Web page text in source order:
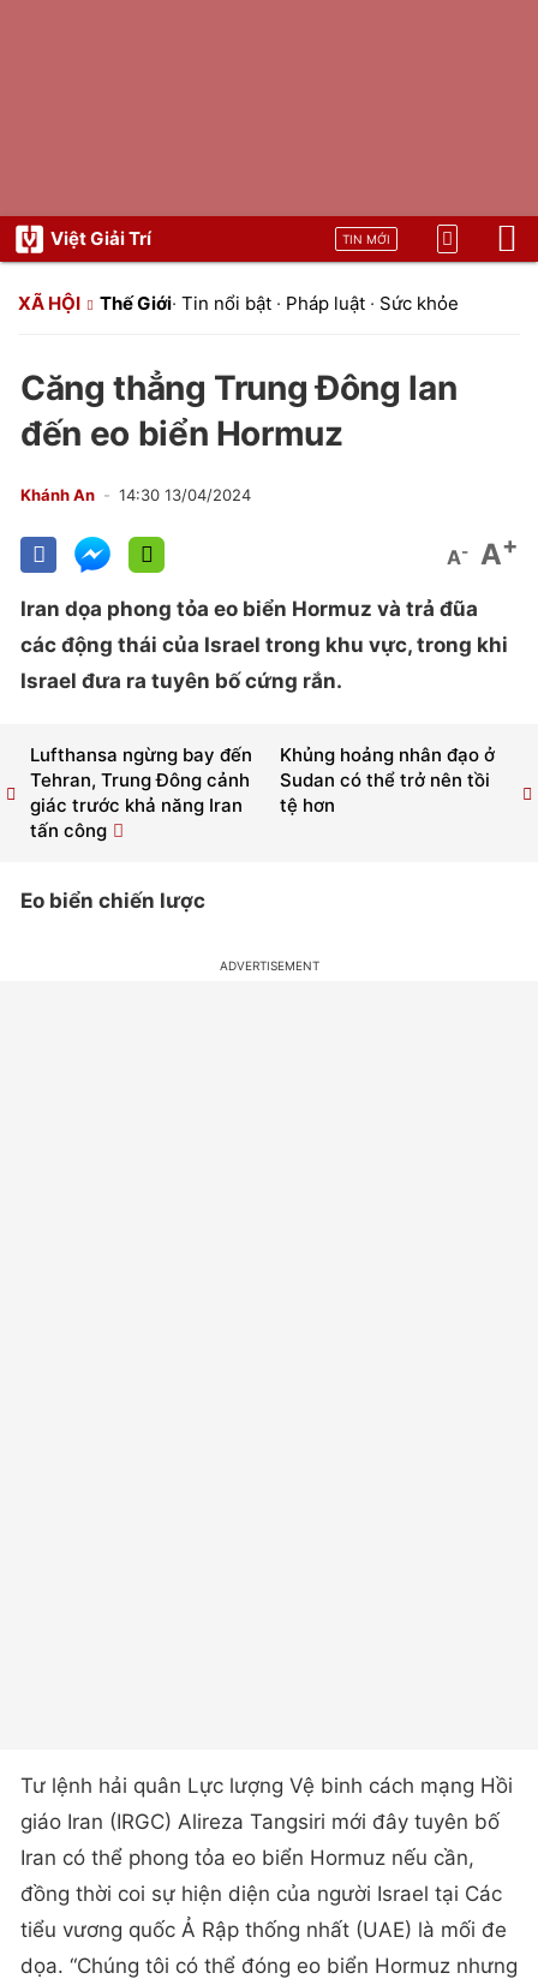
Việt Giải Trí TIN MỚI
XÃ HỘI Thế Giới· Tin nổi bật · Pháp luật · Sức khỏe
Căng thẳng Trung Đông lan
đến eo biển Hormuz
Khánh An 14:30 13/04/2024
A- A+
Iran dọa phong tỏa eo biển Hormuz và trả đũa
các động thái của Israel trong khu vực, trong khi
Israel đưa ra tuyên bố cứng rắn.
Khủng hoảng nhân đạo ở
Sudan có thể trở nên tồi
tệ hơn
Lufthansa ngừng bay đến
Tehran, Trung Đông cảnh
giác trước khả năng Iran
tấn công
Eo biển chiến lược
Tư lệnh hải quân Lực lượng Vệ binh cách mạng Hồi
giáo Iran (IRGC) Alireza Tangsiri mới đây tuyên bố
Iran có thể phong tỏa eo biển Hormuz nếu cần,
đồng thời coi sự hiện diện của người Israel tại Các
tiểu vương quốc Ả Rập thống nhất (UAE) là mối đe
dọa. “Chúng tôi có thể đóng eo biển Hormuz nhưng